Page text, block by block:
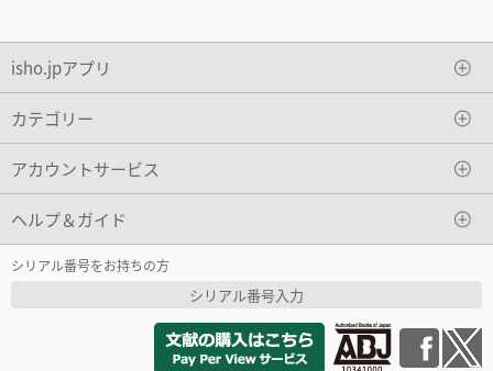
isho.jpアプリ
カテゴリー
アカウントサービス
ヘルプ＆ガイド
シリアル番号をお持ちの方
シリアル番号入力